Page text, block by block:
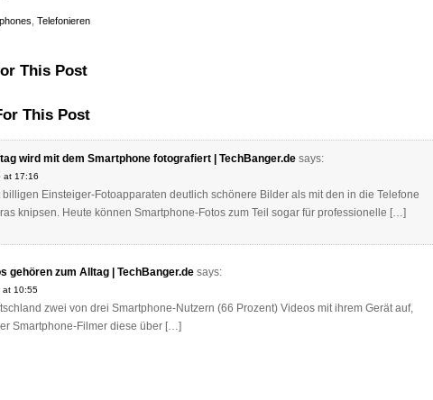
Telefonieren
This Post
This Post
wird mit dem Smartphone fotografiert | TechBanger.de says:
at 17:16
Einsteiger-Fotoapparaten deutlich schönere Bilder als mit den in die Telefone
knipsen. Heute können Smartphone-Fotos zum Teil sogar für professionelle […]
gehören zum Alltag | TechBanger.de says:
at 10:55
zwei von drei Smartphone-Nutzern (66 Prozent) Videos mit ihrem Gerät auf,
Smartphone-Filmer diese über […]